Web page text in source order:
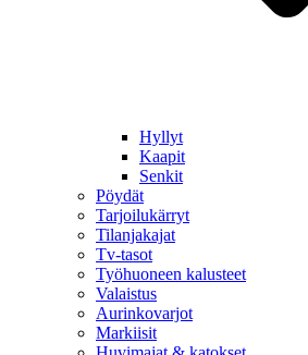
Hyllyt
Kaapit
Senkit
Pöydät
Tarjoilukärryt
Tilanjakajat
Tv-tasot
Työhuoneen kalusteet
Valaistus
Aurinkovarjot
Markiisit